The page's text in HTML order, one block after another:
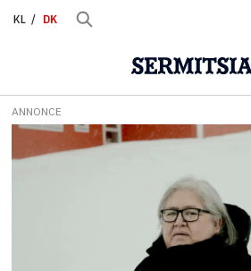
KL DK
Tag:
frederiksen
ANNONCE